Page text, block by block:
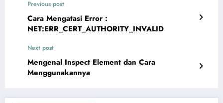
Previous post
Cara Mengatasi Error :
NET:ERR_CERT_AUTHORITY_INVALID
Next post
Mengenal Inspect Element dan Cara
Menggunakannya